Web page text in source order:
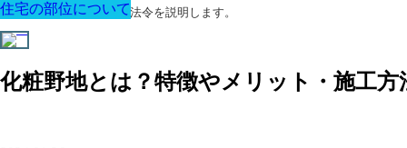
建築に関する用語と関連法令を説明します。
化粧野地とは？特徴やメリット・施工方
住宅の部位について
住宅の部位について
住宅の部位について
住宅の部位について
住宅の部位について
住宅の部位について
住宅の部位について